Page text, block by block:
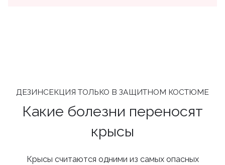
ДЕЗИНСЕКЦИЯ ТОЛЬКО В ЗАЩИТНОМ КОСТЮМЕ
Какие болезни переносят
крысы
Крысы считаются одними из самых опасных